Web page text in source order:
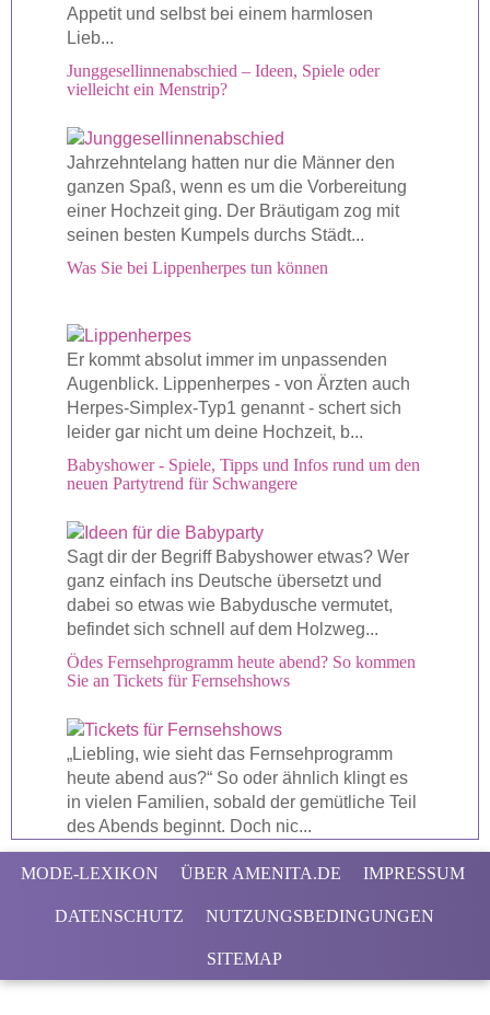
Appetit und selbst bei einem harmlosen
Lieb...
Junggesellinnenabschied – Ideen, Spiele oder
vielleicht ein Menstrip?
Jahrzehntelang hatten nur die Männer den
ganzen Spaß, wenn es um die Vorbereitung
einer Hochzeit ging. Der Bräutigam zog mit
seinen besten Kumpels durchs Städt...
Was Sie bei Lippenherpes tun können
Er kommt absolut immer im unpassenden
Augenblick. Lippenherpes - von Ärzten auch
Herpes-Simplex-Typ1 genannt - schert sich
leider gar nicht um deine Hochzeit, b...
Babyshower - Spiele, Tipps und Infos rund um den
neuen Partytrend für Schwangere
Sagt dir der Begriff Babyshower etwas? Wer
ganz einfach ins Deutsche übersetzt und
dabei so etwas wie Babydusche vermutet,
befindet sich schnell auf dem Holzweg...
Ödes Fernsehprogramm heute abend? So kommen
Sie an Tickets für Fernsehshows
„Liebling, wie sieht das Fernsehprogramm
heute abend aus?“ So oder ähnlich klingt es
in vielen Familien, sobald der gemütliche Teil
des Abends beginnt. Doch nic...
MODE-LEXIKON ÜBER AMENITA.DE IMPRESSUM
DATENSCHUTZ NUTZUNGSBEDINGUNGEN
SITEMAP